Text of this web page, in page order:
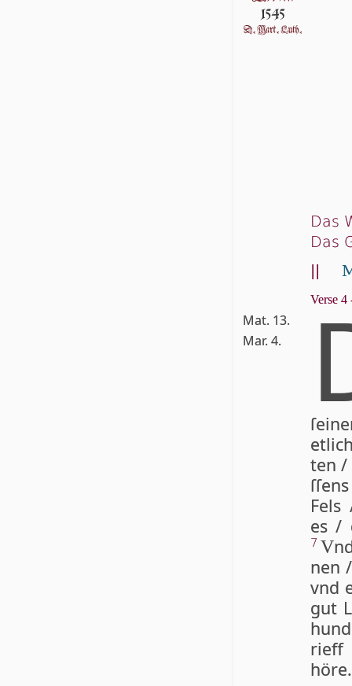
Das
Das
Verse 4
Mat. 13.
Mar. 4.
ten
es /
7 V
nen
vnd
gut
rieff
höre.